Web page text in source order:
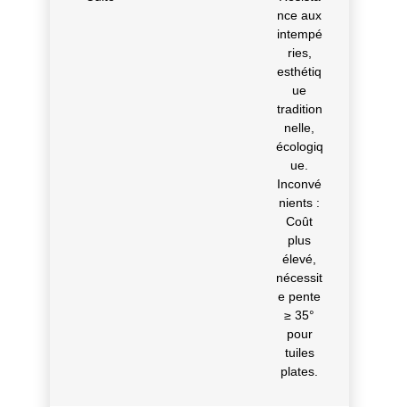
nce aux
intempé
ries,
esthétiq
ue
tradition
nelle,
écologiq
ue.
Inconvé
nients :
Coût
plus
élevé,
nécessit
e pente
≥ 35°
pour
tuiles
plates.